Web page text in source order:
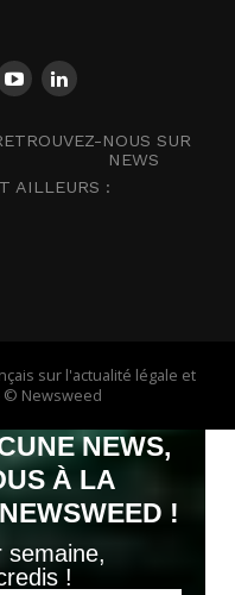
NOUS SUR
NEWS
AILLEURS :
sur l'actualité légale et
© Newsweed
NEWS,
À LA
!
semaine,
!